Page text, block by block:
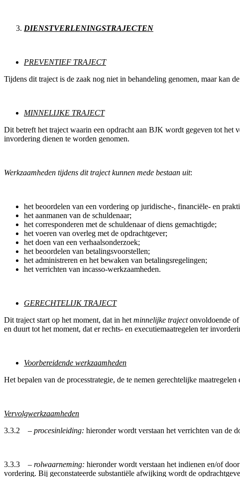
DIENSTVERLENINGSTRAJECTEN
PREVENTIEF TRAJECT
Tijdens dit traject is de zaak nog niet in behandeling genomen, maar kan
MINNELIJKE TRAJECT
Dit betreft het traject waarin een opdracht aan BJK wordt gegeven tot het
invordering dienen te worden genomen.
Werkzaamheden tijdens dit traject kunnen mede bestaan uit:
het beoordelen van een vordering op juridische-, financiële- en
het aanmanen van de schuldenaar;
het corresponderen met de schuldenaar of diens gemachtigde;
het voeren van overleg met de opdrachtgever;
het doen van een verhaalsonderzoek;
het beoordelen van betalingsvoorstellen;
het administreren en het bewaken van betalingsregelingen;
het verrichten van incasso-werkzaamheden.
GERECHTELIJK TRAJECT
Dit traject start op het moment, dat in het minnelijke trajectonvoldoende of
en duurt tot het moment, dat er rechts- en executiemaatregelen ter
Voorbereidende werkzaamheden
Het bepalen van de processtrategie, de te nemen gerechtelijke
Vervolgwerkzaamheden
3.3.2 – procesinleiding: hieronder wordt verstaan het verrichten van de
3.3.3 – rolwaarneming: hieronder wordt verstaan het indienen en/of
vordering. Bij geconstateerde substantiële afwijking wordt de